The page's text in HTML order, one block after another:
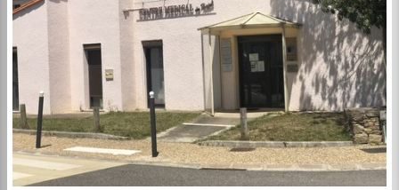
Contact
Plan du site